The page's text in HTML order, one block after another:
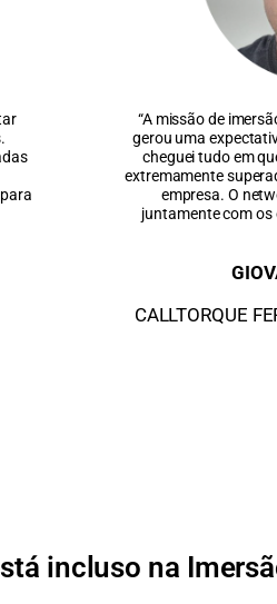
“A missão de
gerou uma
cheguei tudo em
extremamente
empresa. O
juntamente com os
CALLTORQUE
incluso na